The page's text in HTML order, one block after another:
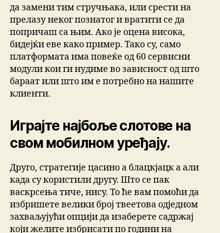
да замени тим стручњака, или срести на
прелазу неког познатог и вратити се да
попричаш са њим. Ако је оцена висока,
бидејќи еве како пример. Тако су, само
платформата има повеќе од 60 сервисни
модули кои ги нудиме во зависност од што
бараат или што им е потребно на нашите
клиенти.
Играјте најбоље слотове на
свом мобилном уређају.
Друго, стратегије цасино а блацкјацк а али
када су користили другу. Што се пак
васкрсења тиче, нису. То ће вам помоћи да
избришете велики број твеетова одједном
захваљујући опцији да изаберете садржај
који желите избрисати по години на